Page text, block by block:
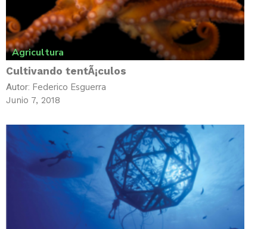
Agricultura
Cultivando tentÃ¡culos
Autor: Federico Esguerra
Junio 7, 2018